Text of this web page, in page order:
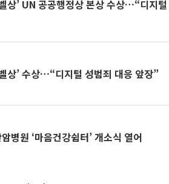
상’ UN 공공행정상 본상 수상…“디지
상’ 수상…“디지털 성범죄 대응 앞장”
병원 ‘마음건강쉼터’ 개소식 열어